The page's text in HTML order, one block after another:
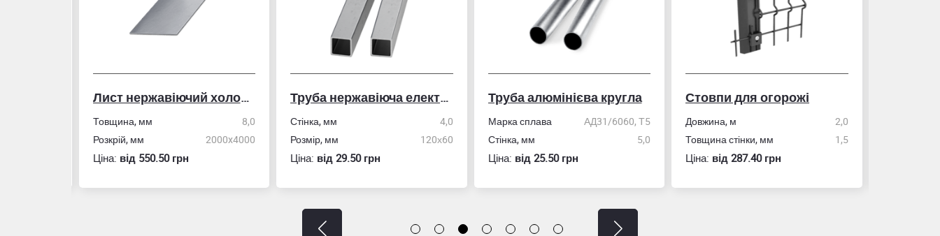
Лист нержавіючий холоднокатаний
Товщина, мм
8,0
Розкрій, мм
2000x4000
Ціна: вiд 550.50 грн
Труба нержавіюча електрозварна профільна
Стінка, мм
4,0
Розмір, мм
120х60
Ціна: вiд 29.50 грн
Труба алюмінієва кругла
Марка сплава
АД31/6060, Т5
Стінка, мм
5,0
Ціна: вiд 25.50 грн
Стовпи для огорожі
Довжина, м
2,0
Товщина стінки, мм
1,5
Ціна: вiд 287.40 грн